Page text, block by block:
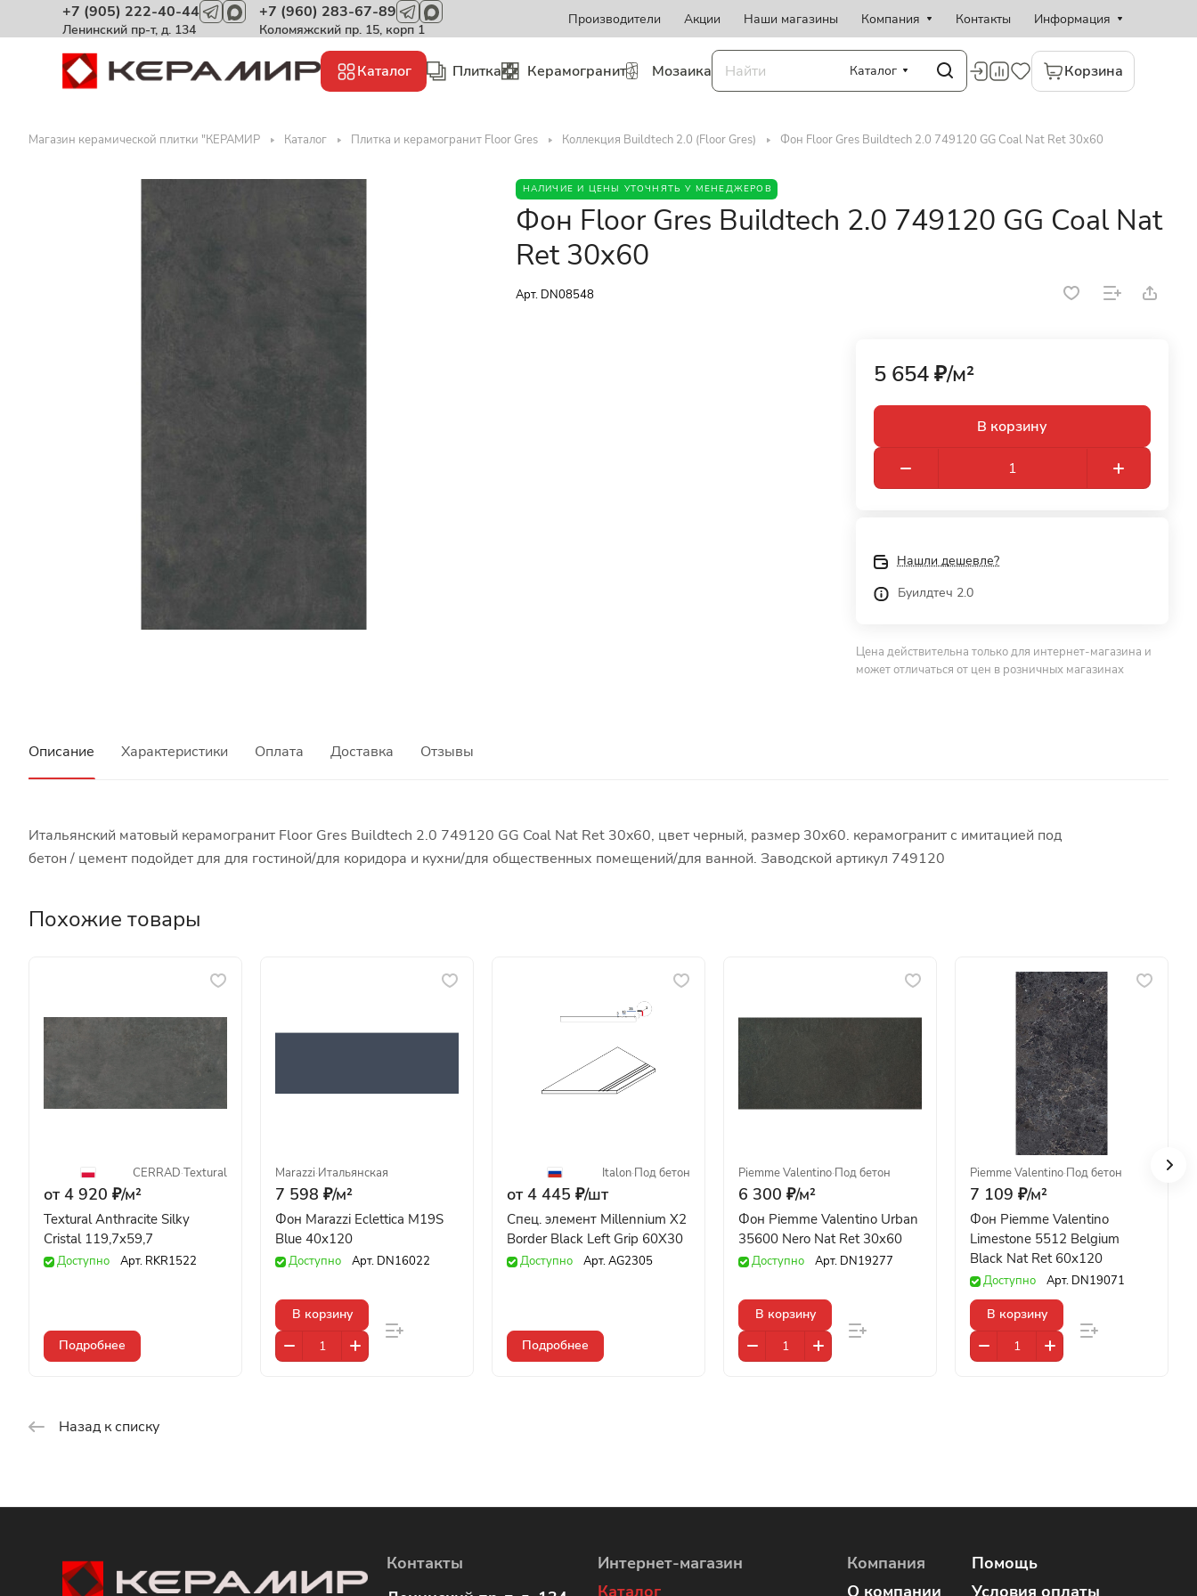
+7 (905) 222-40-44
Ленинский пр-т, д. 134
+7 (960) 283-67-89
Коломяжский пр. 15, корп 1
Производители Акции Наши магазины Компания Контакты Информация
Каталог Плитка Керамогранит Мозаика Каталог Корзина
Магазин керамической плитки "КЕРАМИР Каталог Плитка и керамогранит Floor Gres Коллекция Buildtech 2.0 (Floor Gres) Фон Floor Gres Buildtech 2.0 749120 GG Coal Nat Ret 30x60
НАЛИЧИЕ И ЦЕНЫ УТОЧНЯТЬ У МЕНЕДЖЕРОВ
Фон Floor Gres Buildtech 2.0 749120 GG Coal Nat
Ret 30x60
Арт. DN08548
5 654 ₽/м²
В корзину
Нашли дешевле?
Буилдтеч 2.0
Цена действительна только для интернет-магазина и
может отличаться от цен в розничных магазинах
Описание Характеристики Оплата Доставка Отзывы
Итальянский матовый керамогранит Floor Gres Buildtech 2.0 749120 GG Coal Nat Ret 30x60, цвет черный, размер 30x60. керамогранит с имитацией под
бетон / цемент подойдет для для гостиной/для коридора и кухни/для общественных помещений/для ванной. Заводской артикул 749120
Похожие товары
CERRAD·Textural
от 4 920 ₽/м²
Textural Anthracite Silky
Cristal 119,7x59,7
Доступно Арт. RKR1522
Подробнее
Marazzi·Итальянская
7 598 ₽/м²
Фон Marazzi Eclettica M19S
Blue 40x120
Доступно Арт. DN16022
В корзину
Italon·Под бетон
от 4 445 ₽/шт
Спец. элемент Millennium X2
Border Black Left Grip 60X30
Доступно Арт.AG2305
Подробнее
Piemme Valentino·Под бетон
6 300 ₽/м²
Фон Piemme Valentino Urban
35600 Nero Nat Ret 30x60
Доступно Арт. DN19277
В корзину
Piemme Valentino·Под бетон
7 109 ₽/м²
Фон Piemme Valentino
Limestone 5512 Belgium
Black Nat Ret 60x120
Доступно Арт. DN19071
В корзину
Назад к списку
Контакты
Интернет-магазин
Каталог
Компания
О компании
Помощь
Условия оплаты